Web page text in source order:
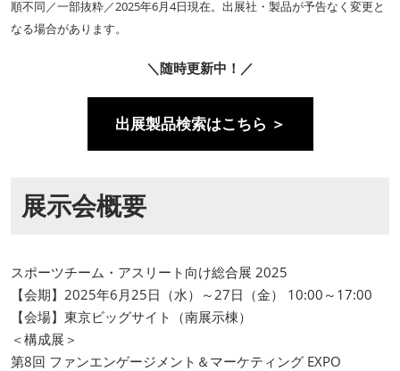
順不同／一部抜粋／2025年6月4日現在。出展社・製品が予告なく変更と
なる場合があります。
＼随時更新中！／
出展製品検索はこちら ＞
展示会概要
スポーツチーム・アスリート向け総合展 2025
【会期】2025年6月25日（水）～27日（金） 10:00～17:00
【会場】東京ビッグサイト（南展示棟）
＜構成展＞
第8回 ファンエンゲージメント＆マーケティング EXPO